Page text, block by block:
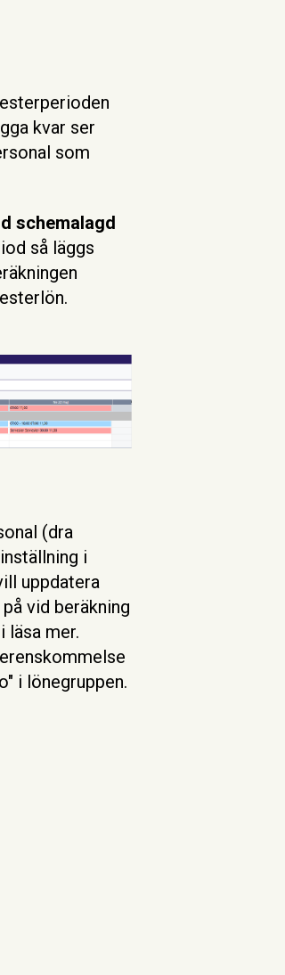
kvar ser
som
schemalagd
så läggs
(dra
i
uppdatera
vid beräkning
läsa mer.
i lönegruppen.